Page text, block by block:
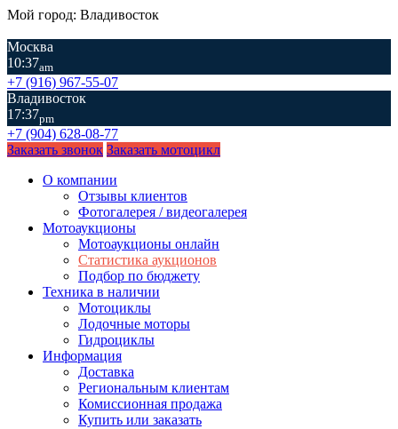
Мой город: Владивосток
Москва
10:37am
+7 (916) 967-55-07
Владивосток
17:37pm
+7 (904) 628-08-77
Заказать звонок Заказать мотоцикл
О компании
Отзывы клиентов
Фотогалерея / видеогалерея
Мотоаукционы
Мотоаукционы онлайн
Статистика аукционов
Подбор по бюджету
Техника в наличии
Мотоциклы
Лодочные моторы
Гидроциклы
Информация
Доставка
Региональным клиентам
Комиссионная продажа
Купить или заказать